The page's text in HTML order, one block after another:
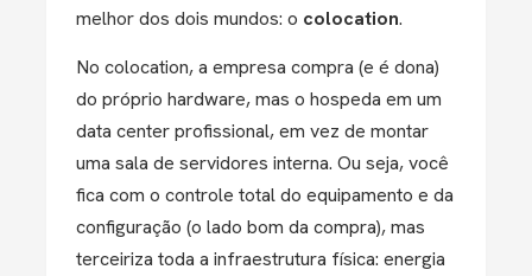
melhor dos dois mundos: o colocation.
No colocation, a empresa compra (e é dona)
do próprio hardware, mas o hospeda em um
data center profissional, em vez de montar
uma sala de servidores interna. Ou seja, você
fica com o controle total do equipamento e da
configuração (o lado bom da compra), mas
terceiriza toda a infraestrutura física: energia